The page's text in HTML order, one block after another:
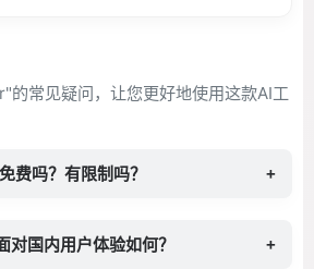
的常见疑问，让您更好地使用这款AI工
费吗？有限制吗？ +
对国内用户体验如何？ +